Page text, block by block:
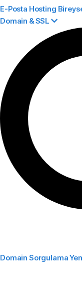
E-Posta Hosting
Domain & SSL
Domain Sorgulama